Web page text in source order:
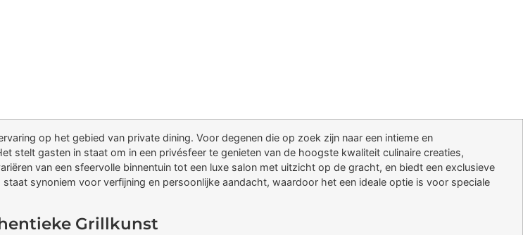
op het gebied van private dining. Voor degenen die op zoek zijn naar een intieme en
stelt gasten in staat om in een privésfeer te genieten van de hoogste kwaliteit culinaire creaties,
van een sfeervolle binnentuin tot een luxe salon met uitzicht op de gracht, en biedt een exclusieve
synoniem voor verfijning en persoonlijke aandacht, waardoor het een ideale optie is voor speciale
Grillkunst